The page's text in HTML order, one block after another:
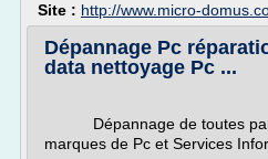
Site : http://www.micro-
Dépannage Pc
data nettoyage Pc ...
Dépannage de toutes
marques de Pc et Services